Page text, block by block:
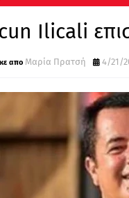
Ilicali
Μαρία Πρατσή 4/21/